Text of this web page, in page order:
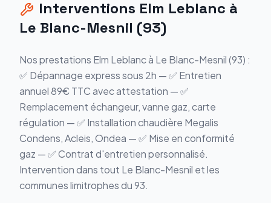
Interventions Elm Leblanc à
Le Blanc-Mesnil (93)
Nos prestations Elm Leblanc à Le Blanc-Mesnil (93) :
✅ Dépannage express sous 2h — ✅ Entretien
annuel 89€ TTC avec attestation — ✅
Remplacement échangeur, vanne gaz, carte
régulation — ✅ Installation chaudière Megalis
Condens, Acleis, Ondea — ✅ Mise en conformité
gaz — ✅ Contrat d'entretien personnalisé.
Intervention dans tout Le Blanc-Mesnil et les
communes limitrophes du 93.